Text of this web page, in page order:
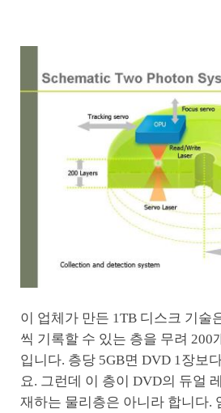
이 업체가 만든 1TB 디스크 기술
씩 기록할 수 있는 층을 무려 200
입니다. 층당 5GB면 DVD 1장보
요. 그런데 이 층이 DVD의 듀얼
재하는 물리층은 아니라 합니다.